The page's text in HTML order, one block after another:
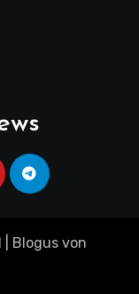
Blogus von